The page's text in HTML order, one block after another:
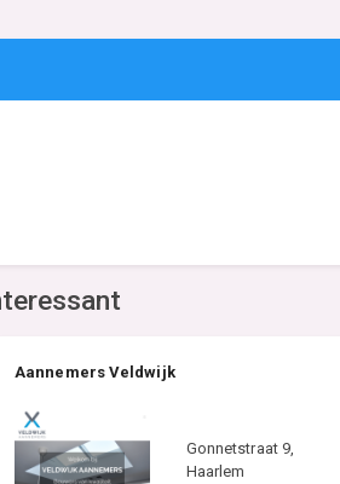
Aannemers Veldwijk
Gonnetstraat 9,
Haarlem